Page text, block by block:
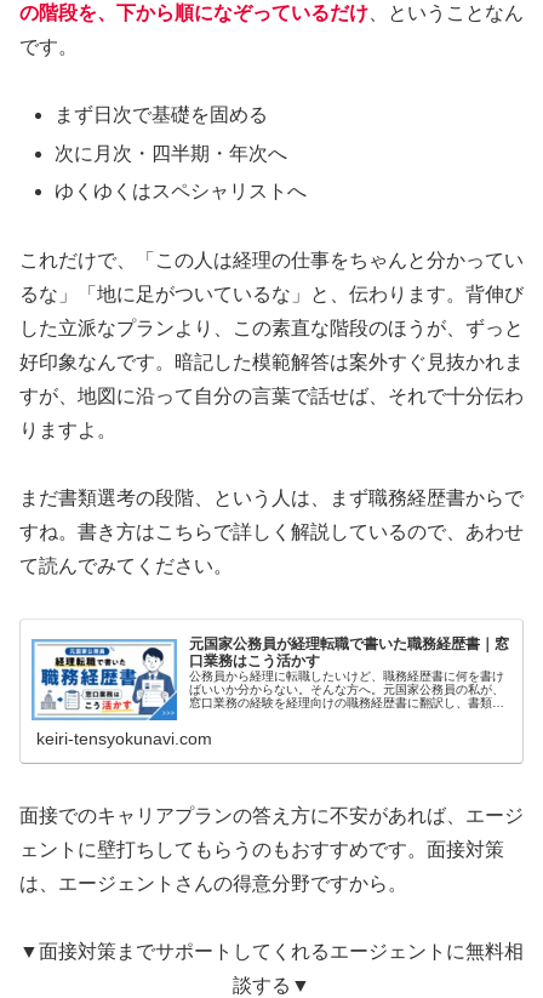
の階段を、下から順になぞっているだけ 、ということなん
です。
まず日次で基礎を固める
次に月次・四半期・年次へ
ゆくゆくはスペシャリストへ
これだけで、「この人は経理の仕事をちゃんと分かってい
るな」「地に足がついているな」と、伝わります。背伸び
した立派なプランより、この素直な階段のほうが、ずっと
好印象なんです。暗記した模範解答は案外すぐ見抜かれま
すが、地図に沿って自分の言葉で話せば、それで十分伝わ
りますよ。
まだ書類選考の段階、という人は、まず職務経歴書からで
すね。書き方はこちらで詳しく解説しているので、あわせ
て読んでみてください。
元国家公務員が経理転職で書いた職務経歴書｜窓
口業務はこう活かす
公務員から経理に転職したいけど、職務経歴書に何を書け
ばいいか分からない。そんな方へ。元国家公務員の私が、
窓口業務の経験を経理向けの職務経歴書に翻訳し、書類選
す。
keiri-tensyokunavi.com
面接でのキャリアプランの答え方に不安があれば、エージ
ェントに壁打ちしてもらうのもおすすめです。面接対策
は、エージェントさんの得意分野ですから。
▼面接対策までサポートしてくれるエージェントに無料相
談する▼